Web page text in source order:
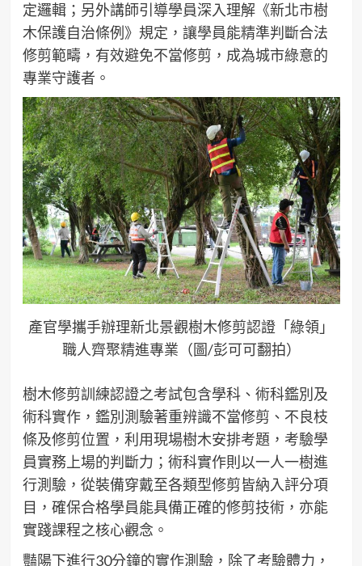
定邏輯；另外講師引導學員深入理解《新北市樹
木保護自治條例》規定，讓學員能精準判斷合法
修剪範疇，有效避免不當修剪，成為城市綠意的
專業守護者。
產官學攜手辦理新北景觀樹木修剪認證「綠領」
職人齊聚精進專業（圖/彭可可翻拍）
樹木修剪訓練認證之考試包含學科、術科鑑別及
術科實作，鑑別測驗著重辨識不當修剪、不良枝
條及修剪位置，利用現場樹木安排考題，考驗學
員實務上場的判斷力；術科實作則以一人一樹進
行測驗，從裝備穿戴至各類型修剪皆納入評分項
目，確保合格學員能具備正確的修剪技術，亦能
實踐課程之核心觀念。
豔陽下進行30分鐘的實作測驗，除了考驗體力，